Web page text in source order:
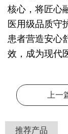
核心，将匠心
医用级品质守
患者营造安心
效，成为现代
上一
推荐产品